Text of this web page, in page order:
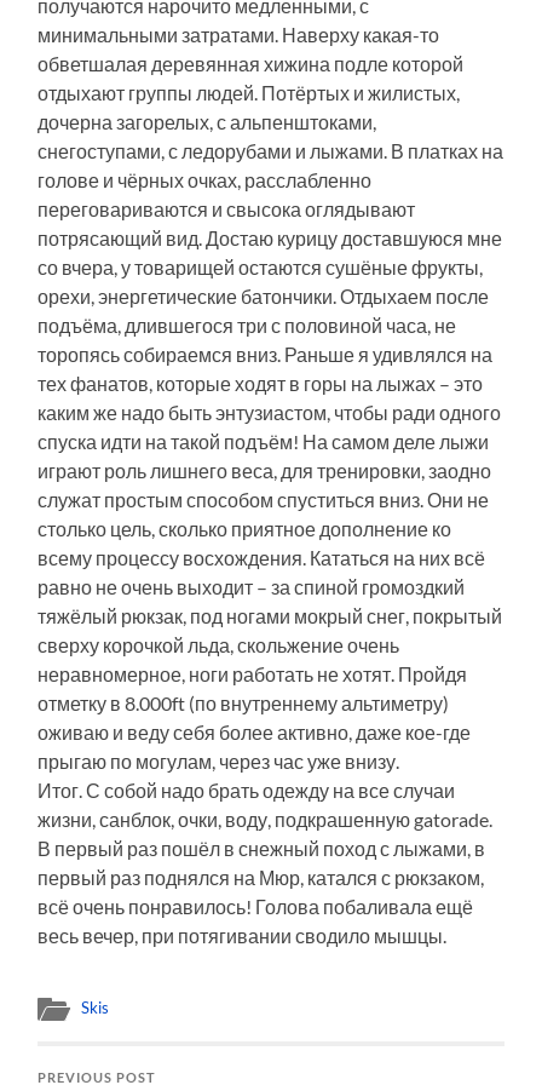
получаются нарочито медленными, с
минимальными затратами. Наверху какая-то
обветшалая деревянная хижина подле которой
отдыхают группы людей. Потёртых и жилистых,
дочерна загорелых, с альпенштоками,
снегоступами, с ледорубами и лыжами. В платках на
голове и чёрных очках, расслабленно
переговариваются и свысока оглядывают
потрясающий вид. Достаю курицу доставшуюся мне
со вчера, у товарищей остаются сушёные фрукты,
орехи, энергетические батончики. Отдыхаем после
подъёма, длившегося три с половиной часа, не
торопясь собираемся вниз. Раньше я удивлялся на
тех фанатов, которые ходят в горы на лыжах – это
каким же надо быть энтузиастом, чтобы ради одного
спуска идти на такой подъём! На самом деле лыжи
играют роль лишнего веса, для тренировки, заодно
служат простым способом спуститься вниз. Они не
столько цель, сколько приятное дополнение ко
всему процессу восхождения. Кататься на них всё
равно не очень выходит – за спиной громоздкий
тяжёлый рюкзак, под ногами мокрый снег, покрытый
сверху корочкой льда, скольжение очень
неравномерное, ноги работать не хотят. Пройдя
отметку в 8.000ft (по внутреннему альтиметру)
оживаю и веду себя более активно, даже кое-где
прыгаю по могулам, через час уже внизу.
Итог. С собой надо брать одежду на все случаи
жизни, санблок, очки, воду, подкрашенную gatorade.
В первый раз пошёл в снежный поход с лыжами, в
первый раз поднялся на Мюр, катался с рюкзаком,
всё очень понравилось! Голова побаливала ещё
весь вечер, при потягивании сводило мышцы.
Skis
PREVIOUS POST